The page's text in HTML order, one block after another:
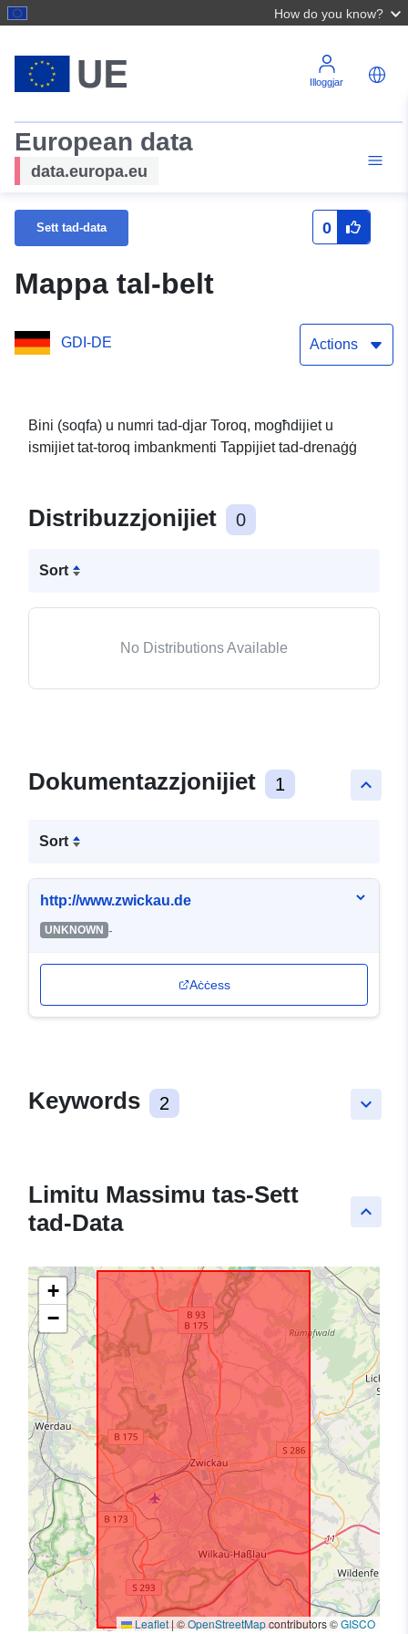
How do you know?
Illoggjar
European data
data.europa.eu
Sett tad-data 0
Mappa tal-belt
GDI-DE Actions
Bini (soqfa) u numri tad-djar Toroq, mogħdijiet u
ismijiet tat-toroq imbankmenti Tappijiet tad-drenaġġ
Distribuzzjonijiet 0
Sort
No Distributions Available
keyboard_arrow_up
Dokumentazzjonijiet 1
Sort
http://www.zwickau.de
UNKNOWN -
Aċċess
keyboard_arrow_down
Keywords 2
keyboard_arrow_up
Limitu Massimu tas-Sett
tad-Data
+
−
Leaflet | ©OpenStreetMapcontributors ©GISCO